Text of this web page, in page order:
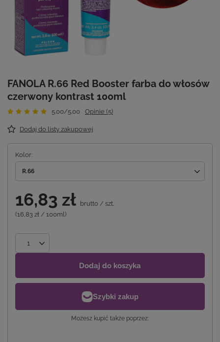
FANOLA R.66 Red Booster farba do włosów
czerwony kontrast 100ml
5.00/5.00 Opinie (5)
Dodaj do listy zakupowej
Kolor
R.66
16,83 zł brutto / szt.
(16,83 zł / 100ml)
Dodaj do koszyka
Możesz kupić także poprzez: